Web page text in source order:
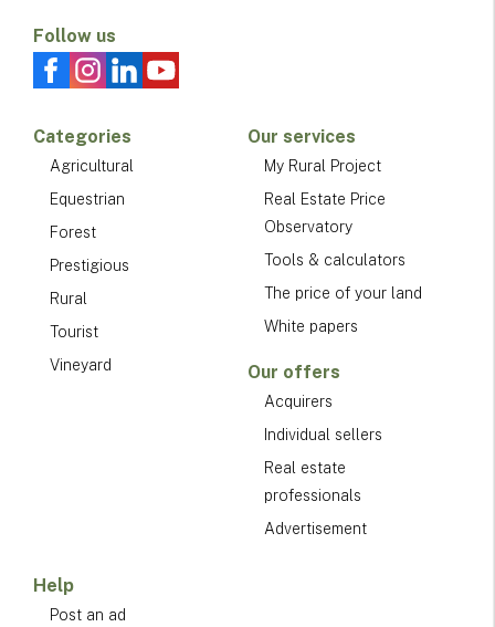
Follow us
Categories
Agricultural
Equestrian
Forest
Prestigious
Rural
Tourist
Vineyard
Our services
My Rural Project
Real Estate Price
Observatory
Tools & calculators
The price of your land
White papers
Our offers
Acquirers
Individual sellers
Real estate
professionals
Advertisement
Help
Post an ad